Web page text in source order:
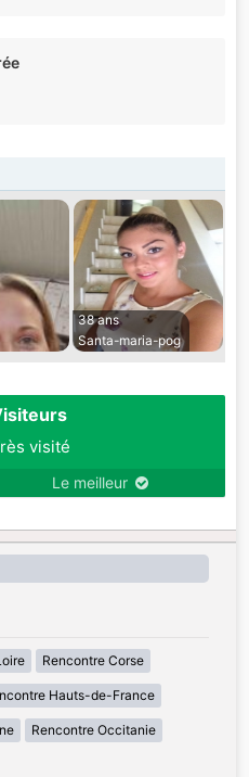
38 ans
Santa-maria-pog
visité
Le meilleur
Rencontre Corse
Hauts-de-France
Rencontre Occitanie